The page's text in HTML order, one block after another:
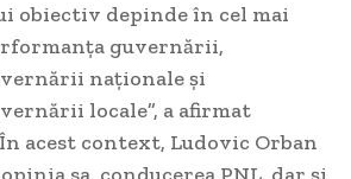
obiectiv depinde în cel mai
guvernării,
naționale și
locale”, a afirmat
acest context, Ludovic Orban